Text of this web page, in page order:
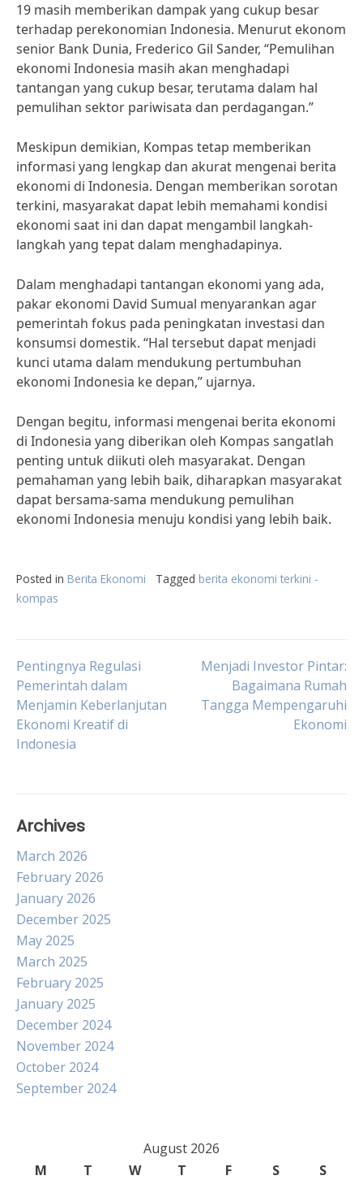
19 masih memberikan dampak yang cukup besar
terhadap perekonomian Indonesia. Menurut ekonom
senior Bank Dunia, Frederico Gil Sander, “Pemulihan
ekonomi Indonesia masih akan menghadapi
tantangan yang cukup besar, terutama dalam hal
pemulihan sektor pariwisata dan perdagangan.”
Meskipun demikian, Kompas tetap memberikan
informasi yang lengkap dan akurat mengenai berita
ekonomi di Indonesia. Dengan memberikan sorotan
terkini, masyarakat dapat lebih memahami kondisi
ekonomi saat ini dan dapat mengambil langkah-
langkah yang tepat dalam menghadapinya.
Dalam menghadapi tantangan ekonomi yang ada,
pakar ekonomi David Sumual menyarankan agar
pemerintah fokus pada peningkatan investasi dan
konsumsi domestik. “Hal tersebut dapat menjadi
kunci utama dalam mendukung pertumbuhan
ekonomi Indonesia ke depan,” ujarnya.
Dengan begitu, informasi mengenai berita ekonomi
di Indonesia yang diberikan oleh Kompas sangatlah
penting untuk diikuti oleh masyarakat. Dengan
pemahaman yang lebih baik, diharapkan masyarakat
dapat bersama-sama mendukung pemulihan
ekonomi Indonesia menuju kondisi yang lebih baik.
Posted in Berita Ekonomi Tagged berita ekonomi terkini -
kompas
Post
navigation
Pentingnya Regulasi
Pemerintah dalam
Menjamin Keberlanjutan
Ekonomi Kreatif di
Indonesia
Menjadi Investor Pintar:
Bagaimana Rumah
Tangga Mempengaruhi
Ekonomi
Archives
March 2026
February 2026
January 2026
December 2025
May 2025
March 2025
February 2025
January 2025
December 2024
November 2024
October 2024
September 2024
August 2026
M
T W T F S
S